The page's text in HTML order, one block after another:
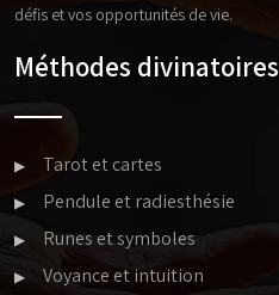
défis et vos opportunités de vie.
Méthodes divinatoires
Tarot et cartes
Pendule et radiesthésie
Runes et symboles
Voyance et intuition